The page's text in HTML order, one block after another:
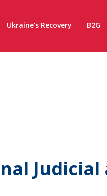
Ukraine’s Recovery B2G
Judicial